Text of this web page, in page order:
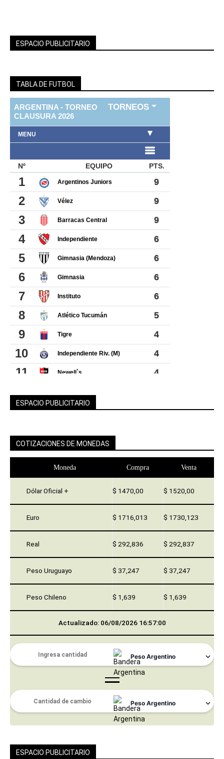
ESPACIO PUBLICITARIO
TABLA DE FUTBOL
ESPACIO PUBLICITARIO
COTIZACIONES DE MONEDAS
Moneda Compra Venta
Dólar Oficial + $ 1470,00 $ 1520,00
Euro $ 1716,013 $ 1730,123
Real $ 292,836 $ 292,837
Peso Uruguayo $ 37,247 $ 37,247
Peso Chileno $ 1,639 $ 1,639
Actualizado: 06/08/2026 16:57:00
ESPACIO PUBLICITARIO